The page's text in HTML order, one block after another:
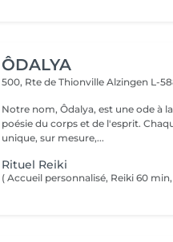
ÔDALYA
500, Rte de ThionvilleAlzingen L-
Notre nom, Ôdalya, est une ode à
poésie du corps et de l'esprit.
unique, sur mesure,...
Rituel Reiki